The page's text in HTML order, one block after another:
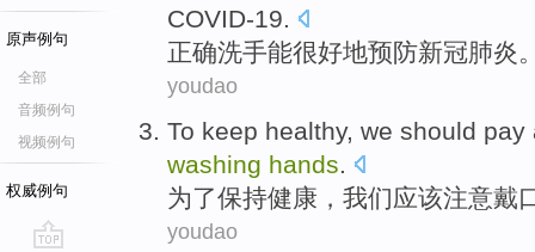
原声例句
全部
音频例句
视频例句
权威例句
COVID-19.
正确洗手能很好地预防新冠肺炎
youdao
To keep healthy, we should
washing hands
为了保持健康，我们应该注意戴
youdao